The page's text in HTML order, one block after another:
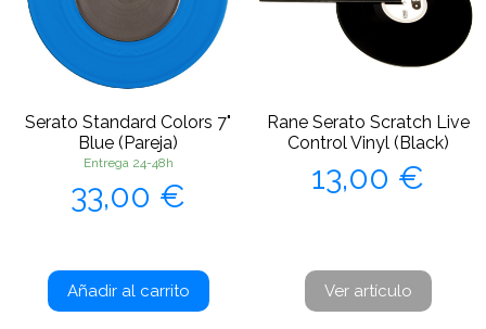
Serato Standard Colors 7"
Blue (Pareja)
Entrega 24-48h
Precio
33,00 €
Añadir al carrito
Rane Serato Scratch Live
Control Vinyl (Black)
Precio
13,00 €
Ver artículo